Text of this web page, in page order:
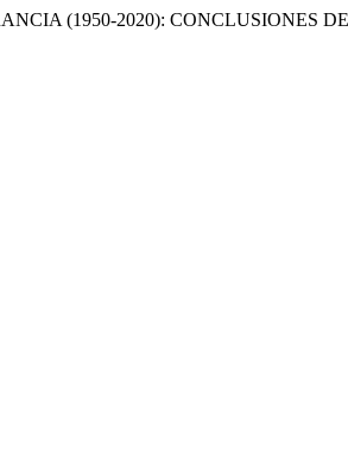
(1950-2020): CONCLUSIONES